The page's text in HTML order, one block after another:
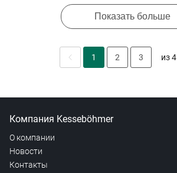
Показать больше
1 2 3 из 4
Компания Kesseböhmer
О компании
Новости
Контакты